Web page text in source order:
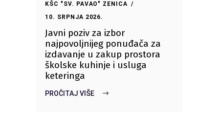
KŠC "SV. PAVAO" ZENICA
10. SRPNJA 2026.
Javni poziv za izbor
najpovoljnijeg ponuđača za
izdavanje u zakup prostora
školske kuhinje i usluga
keteringa
PROČITAJ VIŠE